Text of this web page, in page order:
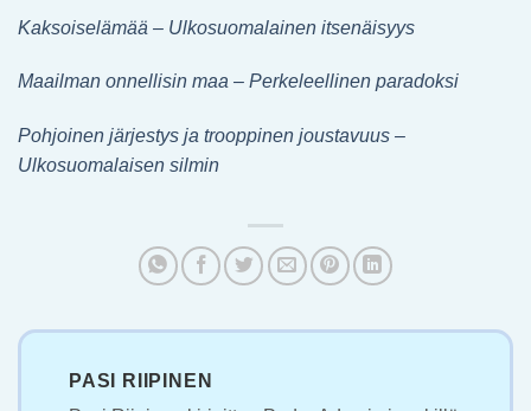
Kaksoiselämää – Ulkosuomalainen itsenäisyys
Maailman onnellisin maa – Perkeleellinen paradoksi
Pohjoinen järjestys ja trooppinen joustavuus –
Ulkosuomalaisen silmin
PASI RIIPINEN